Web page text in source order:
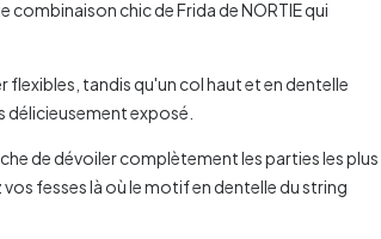
chic de Frida de NORTIE qui
tandis qu'un col haut et en dentelle
délicieusement exposé.
de dévoiler complètement les parties les plus
fesses là où le motif en dentelle du string